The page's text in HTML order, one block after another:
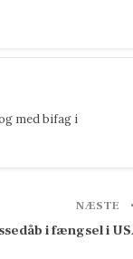
med bifag i
NÆSTE
i fængsel i